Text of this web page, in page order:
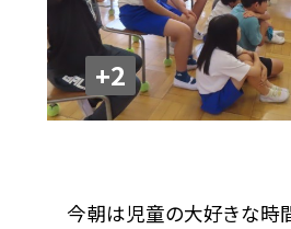
+2
今朝は児童の大好きな時間